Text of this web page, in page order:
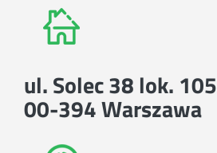
ul. Solec 38 lok. 105
00-394 Warszawa